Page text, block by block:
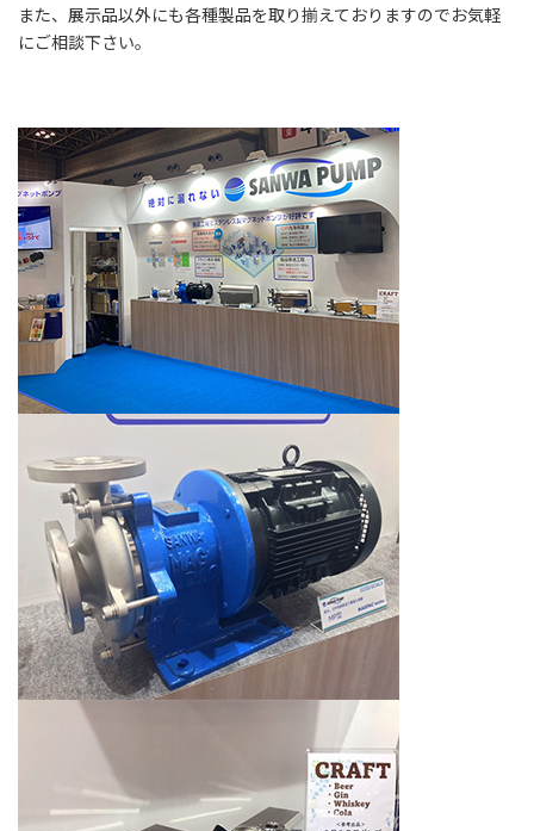
また、展示品以外にも各種製品を取り揃えておりますのでお気軽
にご相談下さい。